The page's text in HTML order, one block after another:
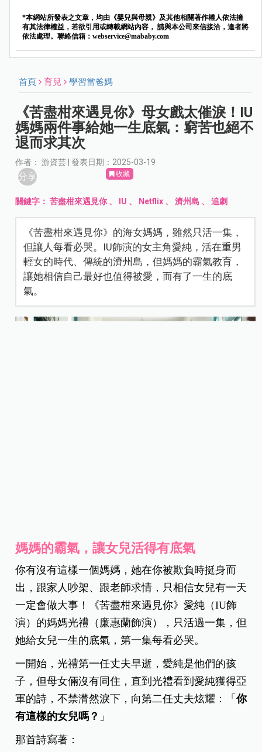
*本網站所發表之文章，均由《嬰兒與母親》及其他相關著作權人依法擁
有其法律權益，若欲引用或轉載網站內容， 請與本公司來信接洽，違者將
依法處理。聯絡信箱： webservice@mababy.com
首頁 育兒 學習當爸媽
《苦盡柑來遇見你》母女戲太催淚！IU
媽媽兩件事給她一生底氣：窮苦也絕不
退而求其次
作者： 游資芸 | 發表日期：2025-03-19
分享 收藏
關鍵字：苦盡柑來遇見你 、 IU 、 Netflix 、濟州島 、追劇
《苦盡柑來遇見你》的海女媽媽，雖然只活一集，
但讓人每看必哭。IU飾演的女主角愛純，活在重男
輕女的時代、傳統的濟州島，但媽媽的霸氣教育，
讓她相信自己最好也值得被愛，而有了一生的底
氣。
媽媽的霸氣，讓女兒活得有底氣
你有沒有這樣一個媽媽，她在你被欺負時挺身而
出，跟家人吵架、跟老師求情，只相信女兒有一天
一定會做大事！《苦盡柑來遇見你》愛純（IU飾
演）的媽媽光禮（廉惠蘭飾演），只活過一集，但
她給女兒一生的底氣，第一集每看必哭。
一開始，光禮第一任丈夫早逝，愛純是他們的孩
子，但母女倆沒有同住，直到光禮看到愛純獲得亞
軍的詩，不禁潸然淚下，向第二任丈夫炫耀：「你
有這樣的女兒嗎？ 」
那首詩寫著：